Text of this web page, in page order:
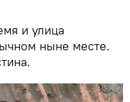
и улица
ныне месте.